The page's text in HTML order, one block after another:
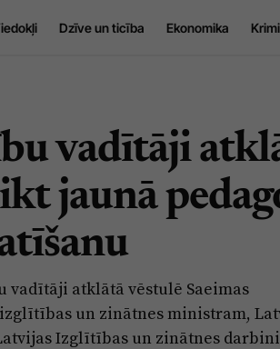
Dzīve un ticība Ekonomika
vadītāji
jaunā
vadītāji atklātā vēstulē Saeimas
un zinātnes ministram,
Izglītības un zinātnes